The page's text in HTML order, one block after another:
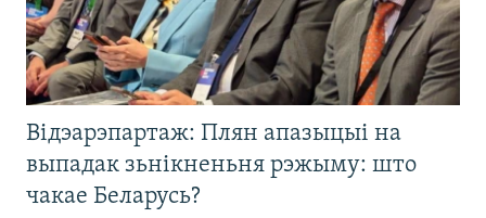
Відэарэпартаж: Плян апазыцыі на
выпадак зьнікненьня рэжыму: што
чакае Беларусь?